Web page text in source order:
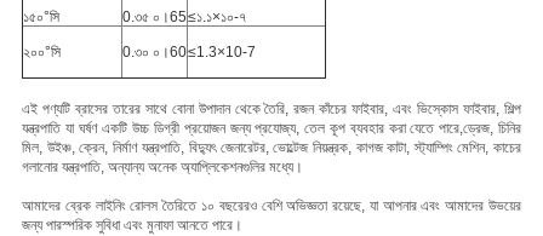
১৫০°সি 0.৩৫ ০।65≤১.১×১০-৭
২০০°সি 0.৩০ ০।60≤1.3×10-7
এই পণ্যটি ব্রাসের তারের সাথে বোনা উপাদান থেকে তৈরি, রজন কাঁচের ফাইবার, এবং ভিস্কোস ফাইবার, শিল্প
যন্ত্রপাতি যা ঘর্ষণ একটি উচ্চ ডিগ্রী প্রয়োজন জন্য প্রযোজ্য, তেল কূপ ব্যবহার করা যেতে পারে,ড্রেজ, চিনির
মিল, উইঞ্চ, ক্রেন, নির্মাণ যন্ত্রপাতি, বিদ্যুৎ জেনারেটর, ভোল্টেজ নিয়ন্ত্রক, কাগজ কাটা, স্ট্যাম্পিং মেশিন, কাচের
গলানোর যন্ত্রপাতি, অন্যান্য অনেক অ্যাপ্লিকেশনগুলির মধ্যে।
আমাদের ব্রেক লাইনিং রোলস তৈরিতে ১০ বছরেরও বেশি অভিজ্ঞতা রয়েছে, যা আপনার এবং আমাদের উভয়ের
জন্য পারস্পরিক সুবিধা এবং মুনাফা আনতে পারে।